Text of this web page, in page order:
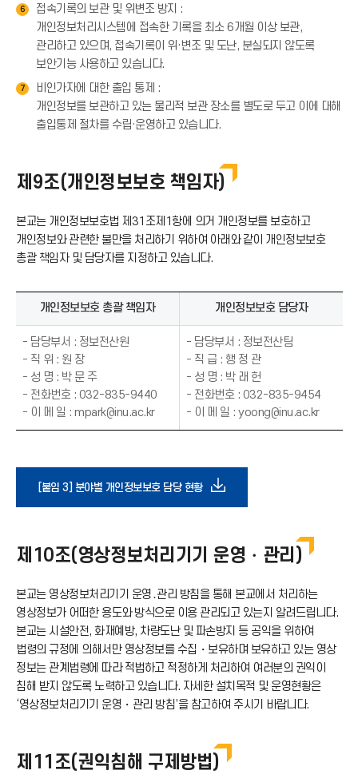
6
접속기록의 보관 및 위변조 방지 :
개인정보처리시스템에 접속한 기록을 최소 6개월 이상 보관,
관리하고 있으며, 접속기록이 위·변조 및 도난, 분실되지 않도록
보안기능 사용하고 있습니다.
7
비인가자에 대한 출입 통제 :
개인정보를 보관하고 있는 물리적 보관 장소를 별도로 두고 이에 대해
출입통제 절차를 수립·운영하고 있습니다.
제9조(개인정보보호 책임자)
본교는 개인정보보호법 제31조제1항에 의거 개인정보를 보호하고
개인정보와 관련한 불만을 처리하기 위하여 아래와 같이 개인정보보호
총괄 책임자 및 담당자를 지정하고 있습니다.
개인정보보호 총괄 책임자 개인정보보호 담당자
- 담당부서 : 정보전산원
- 직 위 : 원 장
- 성 명 : 박 문 주
- 전화번호 : 032-835-9440
- 이 메 일 : mpark@inu.ac.kr
- 담당부서 : 정보전산팀
- 직 급 : 행 정 관
- 성 명 : 박 래 헌
- 전화번호 : 032-835-9454
- 이 메 일 : yoong@inu.ac.kr
[붙임 3] 분야별 개인정보보호 담당 현황다
로
드
아
이
제10조(영상정보처리기기 운영・관리)
본교는 영상정보처리기기 운영․관리 방침을 통해 본교에서 처리하는
영상정보가 어떠한 용도와 방식으로 이용 관리되고 있는지 알려드립니다.
본교는 시설안전, 화재예방, 차량도난 및 파손방지 등 공익을 위하여
법령의 규정에 의해서만 영상정보를 수집・보유하며 보유하고 있는 영상
정보는 관계법령에 따라 적법하고 적정하게 처리하여 여러분의 권익이
침해 받지 않도록 노력하고 있습니다. 자세한 설치목적 및 운영현황은
‘영상정보처리기기 운영・관리 방침’을 참고하여 주시기 바랍니다.
제11조(권익침해 구제방법)